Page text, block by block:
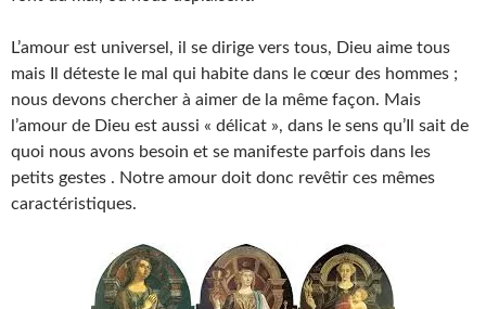
L’amour est universel, il se dirige vers tous, Dieu aime tous
mais Il déteste le mal qui habite dans le cœur des hommes ;
nous devons chercher à aimer de la même façon. Mais
l’amour de Dieu est aussi « délicat », dans le sens qu’Il sait de
quoi nous avons besoin et se manifeste parfois dans les
petits gestes . Notre amour doit donc revêtir ces mêmes
caractéristiques.